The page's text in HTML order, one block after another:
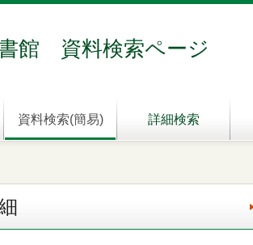
館 資料検索ページ
資料検索(簡易) 詳細検索